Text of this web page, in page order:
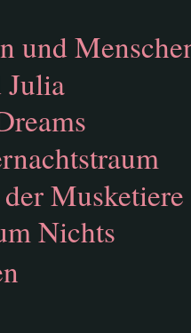
und
Julia
Musketiere
Nichts